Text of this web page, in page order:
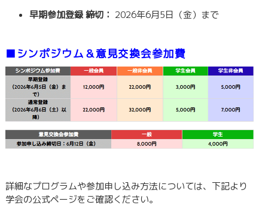
早期参加登録 締切： 2026年6月5日（金）まで
■ シンポジウム＆意見交換会参加費
詳細なプログラムや参加申し込み方法については、下記より
学会の公式ページをご確認ください。